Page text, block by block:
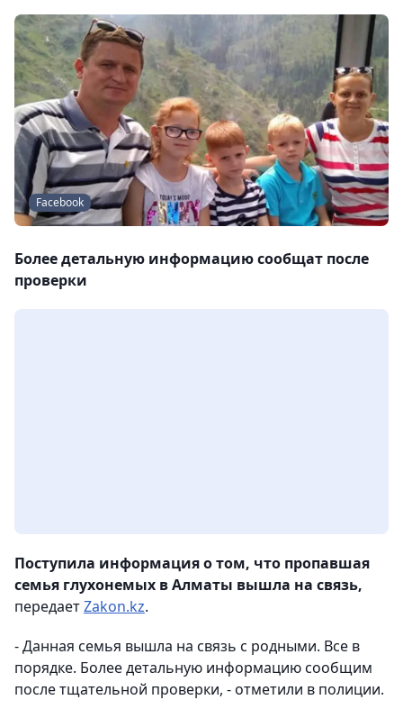
Facebook
Более детальную информацию сообщат после
проверки
Поступила информация о том, что пропавшая
семья глухонемых в Алматы вышла на связь,
передаетZakon.kz.
- Данная семья вышла на связь с родными. Все в
порядке. Более детальную информацию сообщим
после тщательной проверки, - отметили в полиции.